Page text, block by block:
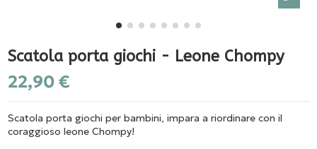
Scatola porta giochi - Leone Chompy
22,90 €
Scatola porta giochi per bambini, impara a riordinare con il
coraggioso leone Chompy!